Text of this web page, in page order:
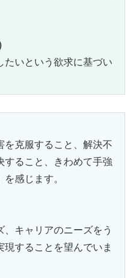
たいという欲求に基づい
を克服すること、解決不
すること、きわめて手強
感じます。
キャリアのニーズをう
現することを望んでいま